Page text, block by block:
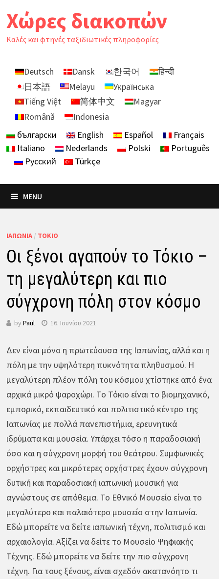
toΧώρες διακοπών
Καλές και φτηνές ταξιδιωτικές πληροφορίες
Deutsch Dansk 한국어
हिन्दी
日本語
Melayu
Українська
Tiếng Việt
简体中文
Magyar
Română
Indonesia
български
English Español
Français
Italiano
Nederlands Polski
Português
Русский
Türkçe
MENU
ΙΑΠΩΝΊΑ/ ΤΌΚΙΟ
Οι ξένοι αγαπούν το Τόκιο –
τη μεγαλύτερη και πιο
σύγχρονη πόλη στον κόσμο
by Paul 16. Ιουνίου 2021
Δεν είναι μόνο η πρωτεύουσα της Ιαπωνίας, αλλά και η
πόλη με την υψηλότερη πυκνότητα πληθυσμού. Η
μεγαλύτερη πλέον πόλη του κόσμου χτίστηκε από ένα
αρχικά μικρό ψαροχώρι. Το Τόκιο είναι το βιομηχανικό,
εμπορικό, εκπαιδευτικό και πολιτιστικό κέντρο της
Ιαπωνίας με πολλά πανεπιστήμια, ερευνητικά
ιδρύματα και μουσεία. Υπάρχει τόσο η παραδοσιακή
όσο και η σύγχρονη μορφή του θεάτρου. Συμφωνικές
ορχήστρες και μικρότερες ορχήστρες έχουν σύγχρονη
δυτική και παραδοσιακή ιαπωνική μουσική για
αγνώστους σε απόθεμα. Το Εθνικό Μουσείο είναι το
μεγαλύτερο και παλαιότερο μουσείο στην Ιαπωνία.
Εδώ μπορείτε να δείτε ιαπωνική τέχνη, πολιτισμό και
αρχαιολογία. Αξίζει να δείτε το Μουσείο Ψηφιακής
Τέχνης. Εδώ μπορείτε να δείτε την πιο σύγχρονη
τέχνη. Για τους ξένους, είναι σχεδόν ακατανόητο τι